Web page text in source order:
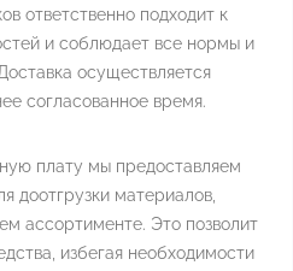
ответственно подходит к
и соблюдает все нормы и
осуществляется
согласованное время.
плату мы предоставляем
доотгрузки материалов,
ассортименте. Это позволит
избегая необходимости